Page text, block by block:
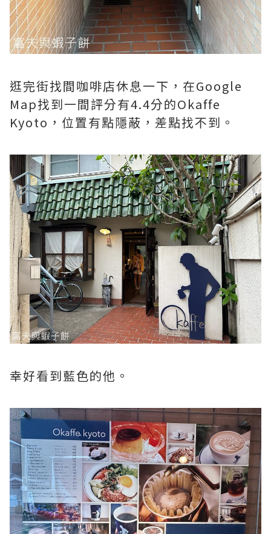
逛完街找間咖啡店休息一下，在Google
Map找到一間評分有4.4分的Okaffe
Kyoto，位置有點隱蔽，差點找不到。
幸好看到藍色的他。